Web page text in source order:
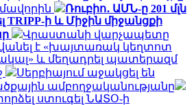
Ռուբիո․ ԱՄՆ-ը 201 մլն
TRIPP-ի և Միջին միջանցքի
Վրաստանի վարչապետը
է «խայտառակ կեղտոտ
և մեղադրել պատերազմ
Սերբիայում աջակցել են
ամբողջականությանը
ստուգել ՆԱՏՕ-ի